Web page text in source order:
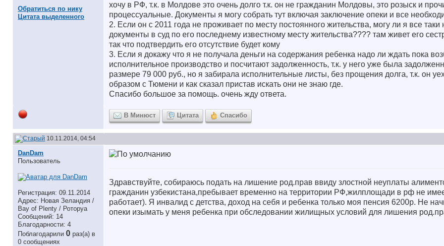
Обратиться по нику
Цитата выделенного
хочу в РФ, т.к. в Молдове это очень долго т.к. он не гражданин Молдовы, это розыск и
процессуальные. Документы я могу собрать тут включая заключение опеки и все
2. Если он с 2011 года не проживает по месту постоянного жительства, могу ли я все таки
документы в суд по его последнему известному месту жительства???? там живет его
так что подтвердить его отсутствие будет кому
3. Если я докажу что я не получала деньги на содержания ребенка надо ли ждать пока
исполнительное производство и посчитают задолженность, т.к. у него уже была
размере 79 000 руб., но я забирала исполнительные листы, без прощения долга, т.к. он
образом с Тюмени и как сказал пристав искать они не знаю где.
Спасибо большое за помощь. очень жду ответа.
В Минюст Цитата Спасибо
10.11.2014, 04:54
DanDam
Пользователь
Регистрация: 09.11.2014
Адрес: Новая Зеландия /
Bay of Plenty / Роторуа
Сообщений: 14
Благодарности: 4
Поблагодарили 0 раз(а) в
0 сообщениях
Здравствуйте, собираюсь подать на лишение род.прав ввиду злостной неуплаты
гражданин узбекистана,пребывает временно на территории РФ,жилплощади в рф не
работает). Я инвалид с детства, доход на себя и ребенка только моя пенсия 6200р. Не
опеки изымать у меня ребенка при обследовании жилищных условий для лишения